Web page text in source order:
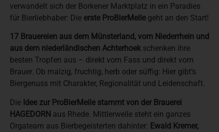
verwandelt sich der Borkener Marktplatz in ein Paradies
für Bierliebhaber: Die erste ProBierMeilegeht an den Start!
17 Brauereien aus dem Münsterland, vom Niederrhein und
aus dem niederländischen Achterhoekschenken ihre
besten Tropfen aus – direkt vom Fass und direkt vom
Brauer. Ob malzig, fruchtig, herb oder süffig: Hier gibt’s
Biergenuss mit Charakter, Regionalität und Leidenschaft.
Die Idee zur ProBierMeile stammt von der Brauerei
HAGEDORN aus Rhede. Mittlerweile steht ein ganzes
Orgateam aus Bierbegeisterten dahinter: Ewald Kremer,